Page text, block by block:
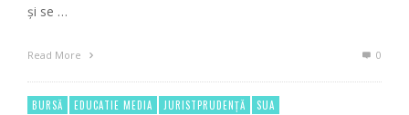
și se …
Read More 0
BURSĂ EDUCATIE MEDIA JURISTPRUDENȚĂ SUA